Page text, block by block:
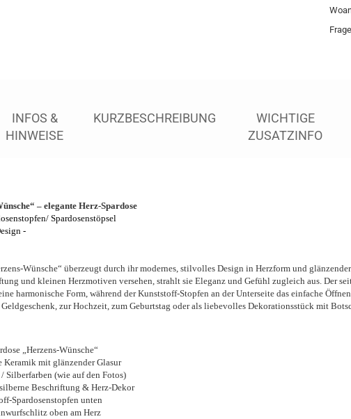
INFOS &
HINWEISE
KURZBESCHREIBUNG
WICHTIGE
ZUSATZINFO
– elegante Herz-Spardose
Spardosenstöpsel
-
Wünsche“ überzeugt durch ihr modernes, stilvolles Design in Herzform und
und kleinen Herzmotiven versehen, strahlt sie Eleganz und Gefühl zugleich aus. Der
harmonische Form, während der Kunststoff-Stopfen an der Unterseite das einfache
zur Hochzeit, zum Geburtstag oder als liebevolles Dekorationsstück mit
„Herzens-Wünsche“
Keramik mit glänzender Glasur
Silberfarben (wie auf den Fotos)
Beschriftung & Herz-Dekor
Spardosenstopfen unten
oben am Herz